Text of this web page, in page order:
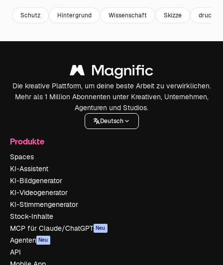
Schutz Hintergrund Wissenschaft Skizze drucken
Die kreative Plattform, um deine beste Arbeit zu verwirklichen.
Mehr als 1 Million Abonnenten unter Kreativen, Unternehmen,
Agenturen und Studios.
Deutsch
Produkte
Spaces
KI-Assistent
KI-Bildgenerator
KI-Videogenerator
KI-Stimmengenerator
Stock-Inhalte
MCP für Claude/ChatGPT Neu
Agenten Neu
API